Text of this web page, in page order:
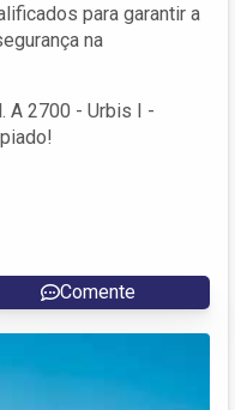
para garantir a
na
A 2700 - Urbis I -
Comente